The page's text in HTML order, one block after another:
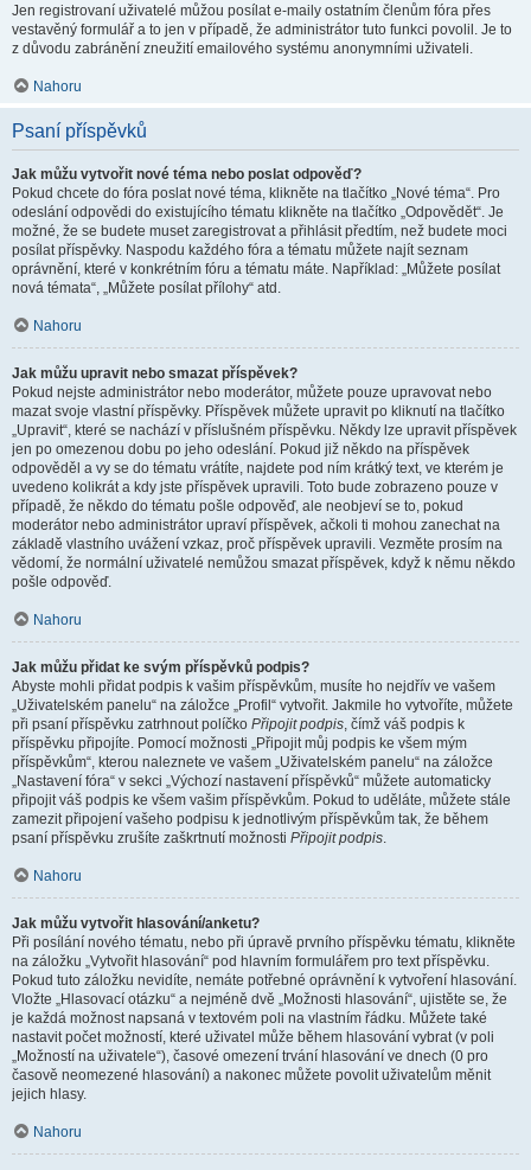
Jen registrovaní uživatelé můžou posílat e-maily ostatním členům fóra přes
vestavěný formulář a to jen v případě, že administrátor tuto funkci povolil. Je to
z důvodu zabránění zneužití emailového systému anonymními uživateli.
Nahoru
Psaní příspěvků
Jak můžu vytvořit nové téma nebo poslat odpověď?
Pokud chcete do fóra poslat nové téma, klikněte na tlačítko „Nové téma“. Pro
odeslání odpovědi do existujícího tématu klikněte na tlačítko „Odpovědět“. Je
možné, že se budete muset zaregistrovat a přihlásit předtím, než budete moci
posílat příspěvky. Naspodu každého fóra a tématu můžete najít seznam
oprávnění, které v konkrétním fóru a tématu máte. Například: „Můžete posílat
nová témata“, „Můžete posílat přílohy“ atd.
Nahoru
Jak můžu upravit nebo smazat příspěvek?
Pokud nejste administrátor nebo moderátor, můžete pouze upravovat nebo
mazat svoje vlastní příspěvky. Příspěvek můžete upravit po kliknutí na tlačítko
„Upravit“, které se nachází v příslušném příspěvku. Někdy lze upravit příspěvek
jen po omezenou dobu po jeho odeslání. Pokud již někdo na příspěvek
odpověděl a vy se do tématu vrátíte, najdete pod ním krátký text, ve kterém je
uvedeno kolikrát a kdy jste příspěvek upravili. Toto bude zobrazeno pouze v
případě, že někdo do tématu pošle odpověď, ale neobjeví se to, pokud
moderátor nebo administrátor upraví příspěvek, ačkoli ti mohou zanechat na
základě vlastního uvážení vzkaz, proč příspěvek upravili. Vezměte prosím na
vědomí, že normální uživatelé nemůžou smazat příspěvek, když k němu někdo
pošle odpověď.
Nahoru
Jak můžu přidat ke svým příspěvků podpis?
Abyste mohli přidat podpis k vašim příspěvkům, musíte ho nejdřív ve vašem
„Uživatelském panelu“ na záložce „Profil“ vytvořit. Jakmile ho vytvoříte, můžete
při psaní příspěvku zatrhnout políčko Připojit podpis, čímž váš podpis k
příspěvku připojíte. Pomocí možnosti „Připojit můj podpis ke všem mým
příspěvkům“, kterou naleznete ve vašem „Uživatelském panelu“ na záložce
„Nastavení fóra“ v sekci „Výchozí nastavení příspěvků“ můžete automaticky
připojit váš podpis ke všem vašim příspěvkům. Pokud to uděláte, můžete stále
zamezit připojení vašeho podpisu k jednotlivým příspěvkům tak, že během
psaní příspěvku zrušíte zaškrtnutí možnosti Připojit podpis.
Nahoru
Jak můžu vytvořit hlasování/anketu?
Při posílání nového tématu, nebo při úpravě prvního příspěvku tématu, klikněte
na záložku „Vytvořit hlasování“ pod hlavním formulářem pro text příspěvku.
Pokud tuto záložku nevidíte, nemáte potřebné oprávnění k vytvoření hlasování.
Vložte „Hlasovací otázku“ a nejméně dvě „Možnosti hlasování“, ujistěte se, že
je každá možnost napsaná v textovém poli na vlastním řádku. Můžete také
nastavit počet možností, které uživatel může během hlasování vybrat (v poli
„Možností na uživatele“), časové omezení trvání hlasování ve dnech (0 pro
časově neomezené hlasování) a nakonec můžete povolit uživatelům měnit
jejich hlasy.
Nahoru